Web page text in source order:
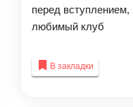
перед вступлением,
любимый клуб
В закладки